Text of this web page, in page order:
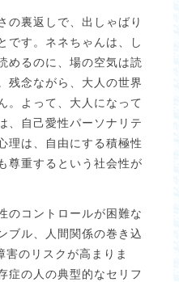
の裏返しで、出しゃばり
です。ネネちゃんは、し
めるのに、場の空気は読
残念ながら、大人の世界
。よって、大人になって
、自己愛性パーソナリテ
理は、自由にする積極性
尊重するという社会性が
のコントロールが困難な
ブル、人間関係の巻き込
害のリスクが高まりま
症の人の典型的なセリフ